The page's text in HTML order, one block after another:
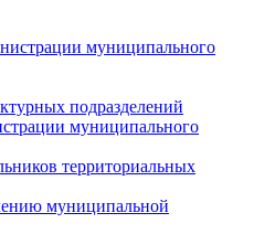
муниципального
подразделений
муниципального
территориальных
муниципальной